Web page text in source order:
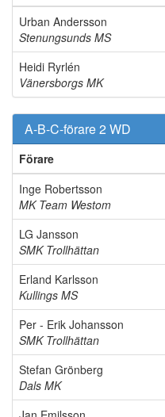
Urban Andersson
Stenungsunds MS
Heidi Ryrlén
Vänersborgs MK
A-B-C-förare 2 WD
Förare
Inge Robertsson
MK Team Westom
LG Jansson
SMK Trollhättan
Erland Karlsson
Kullings MS
Per - Erik Johansson
SMK Trollhättan
Stefan Grönberg
Dals MK